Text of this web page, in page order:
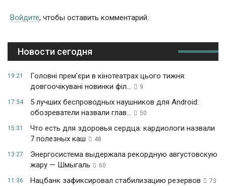
Войдите, чтобы оставить комментарий.
Новости сегодня
19:21
Головні прем'єри в кінотеатрах цього тижня:
довгоочікувані новинки філ...
9
17:34
5 лучших беспроводных наушников для Android:
обозреватели назвали глав...
50
15:31
Что есть для здоровья сердца: кардиологи назвали
7 полезных каш
48
13:27
Энергосистема выдержала рекордную августовскую
жару — Шмыгаль
60
11:36 Нацбанк зафиксировал стабилизацию резервов 73